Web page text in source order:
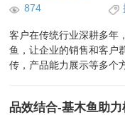
874
客户在传统行业深耕多年
鱼，让企业的销售和客户
传，产品能力展示等多个
品效结合-基木鱼助